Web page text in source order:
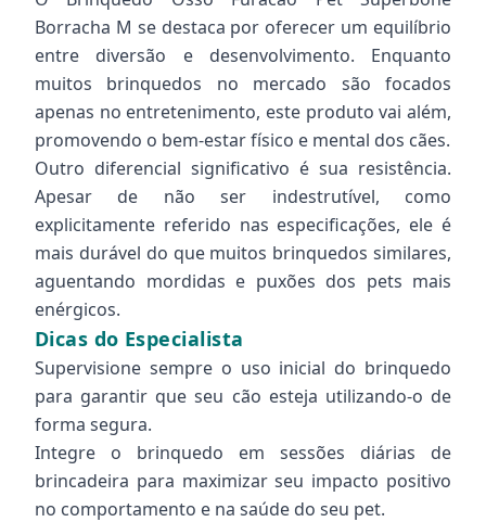
Borracha M se destaca por oferecer um equilíbrio
entre diversão e desenvolvimento. Enquanto
muitos brinquedos no mercado são focados
apenas no entretenimento, este produto vai além,
promovendo o bem-estar físico e mental dos cães.
Outro diferencial significativo é sua resistência.
Apesar de não ser indestrutível, como
explicitamente referido nas especificações, ele é
mais durável do que muitos brinquedos similares,
aguentando mordidas e puxões dos pets mais
enérgicos.
Dicas do Especialista
Supervisione sempre o uso inicial do brinquedo
para garantir que seu cão esteja utilizando-o de
forma segura.
Integre o brinquedo em sessões diárias de
brincadeira para maximizar seu impacto positivo
no comportamento e na saúde do seu pet.